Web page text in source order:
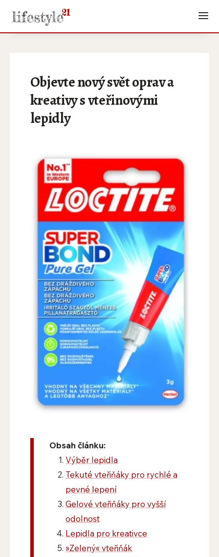
Objevte nový svět oprav a
kreativy s vteřinovými
lepidly
Obsah článku:
Výběr lepidla
Tekuté vteřiňáky pro rychlé a
pevné lepení
Gelové vteřiňáky pro vyšší
odolnost
Lepidla pro kreativce
»Zelený« vteřiňák